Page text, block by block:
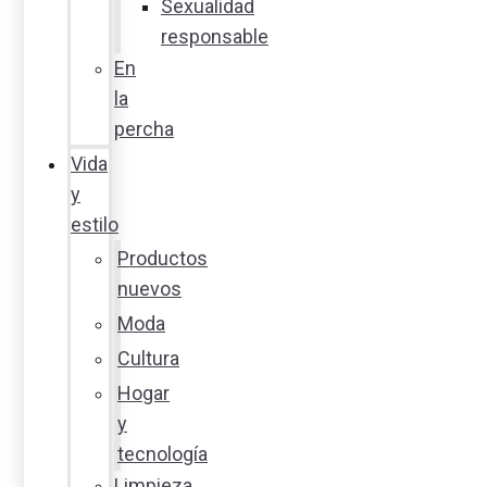
Sexualidad
responsable
En
la
percha
Vida
y
estilo
Productos
nuevos
Moda
Cultura
Hogar
y
tecnología